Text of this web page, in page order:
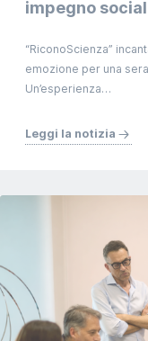
impegno
“RiconoScienza”
emozione per una
Un’esperienza…
Leggi la notizia